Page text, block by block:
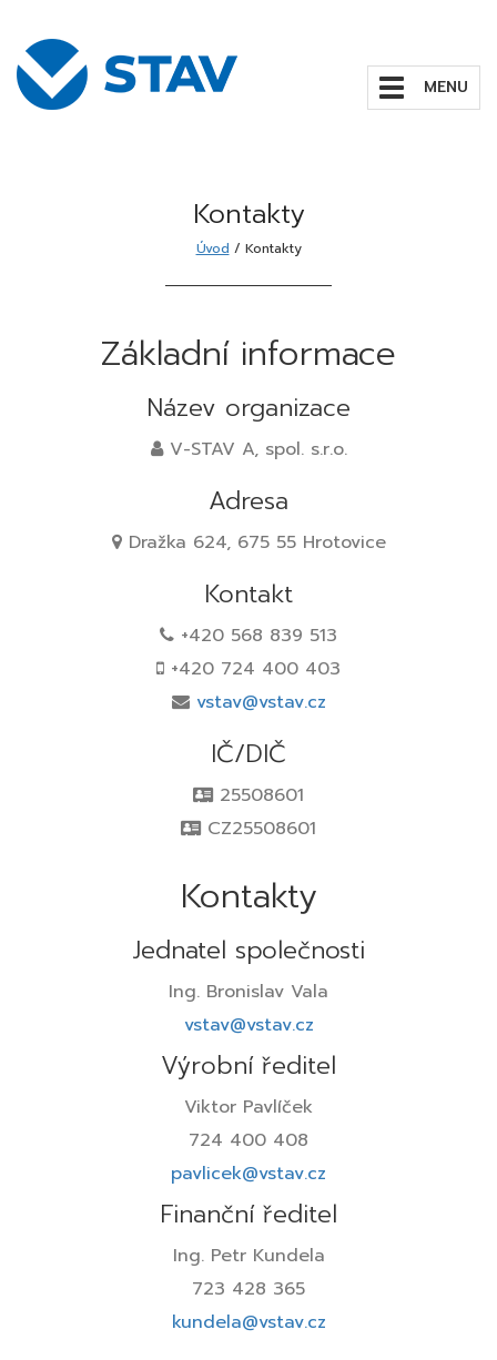
Zobrazit/skrýt
navigaci
Kontakty
Úvod / Kontakty
Základní informace
Název organizace
V-STAV A, spol. s.r.o.
Adresa
Dražka 624, 675 55 Hrotovice
Kontakt
+420 568 839 513
+420 724 400 403
vstav@vstav.cz
IČ/DIČ
25508601
CZ25508601
Kontakty
Jednatel společnosti
Ing. Bronislav Vala
vstav@vstav.cz
Výrobní ředitel
Viktor Pavlíček
724 400 408
pavlicek@vstav.cz
Finanční ředitel
Ing. Petr Kundela
723 428 365
kundela@vstav.cz